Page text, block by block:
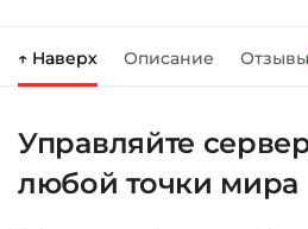
Справа появится
Заполните все поля
Оплатите удобным
↑ Наверх Описание Отзывы
Управляйте
любой точки мира